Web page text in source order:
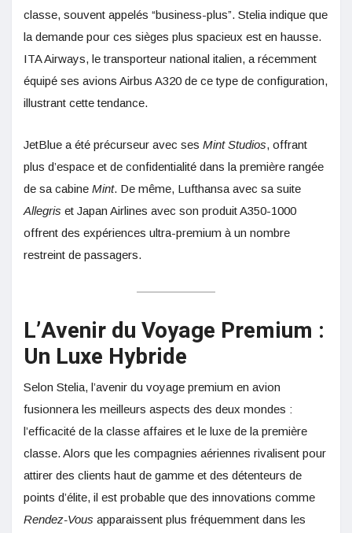
classe, souvent appelés “business-plus”. Stelia indique que
la demande pour ces sièges plus spacieux est en hausse.
ITA Airways, le transporteur national italien, a récemment
équipé ses avions Airbus A320 de ce type de configuration,
illustrant cette tendance.
JetBlue a été précurseur avec ses Mint Studios, offrant
plus d’espace et de confidentialité dans la première rangée
de sa cabine Mint. De même, Lufthansa avec sa suite
Allegris et Japan Airlines avec son produit A350-1000
offrent des expériences ultra-premium à un nombre
restreint de passagers.
L’Avenir du Voyage Premium :
Un Luxe Hybride
Selon Stelia, l’avenir du voyage premium en avion
fusionnera les meilleurs aspects des deux mondes :
l’efficacité de la classe affaires et le luxe de la première
classe. Alors que les compagnies aériennes rivalisent pour
attirer des clients haut de gamme et des détenteurs de
points d’élite, il est probable que des innovations comme
Rendez-Vous apparaissent plus fréquemment dans les